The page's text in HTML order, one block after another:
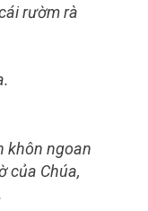
rườm rà
khôn ngoan
của Chúa,